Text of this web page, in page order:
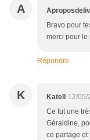
A
Bravo pour
merci pour le
Répondre
K Katell
12/05/
Ce fut une
Géraldine,
ce partage et